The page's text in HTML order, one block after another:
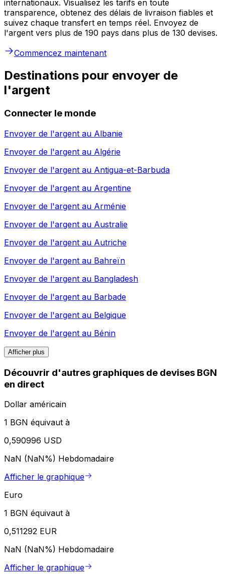
internationaux. Visualisez les tarifs en toute
transparence, obtenez des délais de livraison fiables et
suivez chaque transfert en temps réel. Envoyez de
l'argent vers plus de 190 pays dans plus de 130 devises.
Commencez maintenant
Destinations pour envoyer de
l'argent
Connecter le monde
Envoyer de l'argent au Albanie
Envoyer de l'argent au Algérie
Envoyer de l'argent au Antigua-et-Barbuda
Envoyer de l'argent au Argentine
Envoyer de l'argent au Arménie
Envoyer de l'argent au Australie
Envoyer de l'argent au Autriche
Envoyer de l'argent au Bahreïn
Envoyer de l'argent au Bangladesh
Envoyer de l'argent au Barbade
Envoyer de l'argent au Belgique
Envoyer de l'argent au Bénin
Afficher plus
Découvrir d'autres graphiques de devises BGN
en direct
Dollar américain
1 BGN équivaut à
0,590996 USD
NaN (NaN%) Hebdomadaire
Afficher le graphique
Euro
1 BGN équivaut à
0,511292 EUR
NaN (NaN%) Hebdomadaire
Afficher le graphique